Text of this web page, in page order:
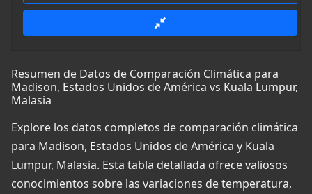
Resumen de Datos de Comparación Climática para
Madison, Estados Unidos de América vs Kuala Lumpur,
Malasia
Explore los datos completos de comparación climática
para Madison, Estados Unidos de América y Kuala
Lumpur, Malasia. Esta tabla detallada ofrece valiosos
conocimientos sobre las variaciones de temperatura,